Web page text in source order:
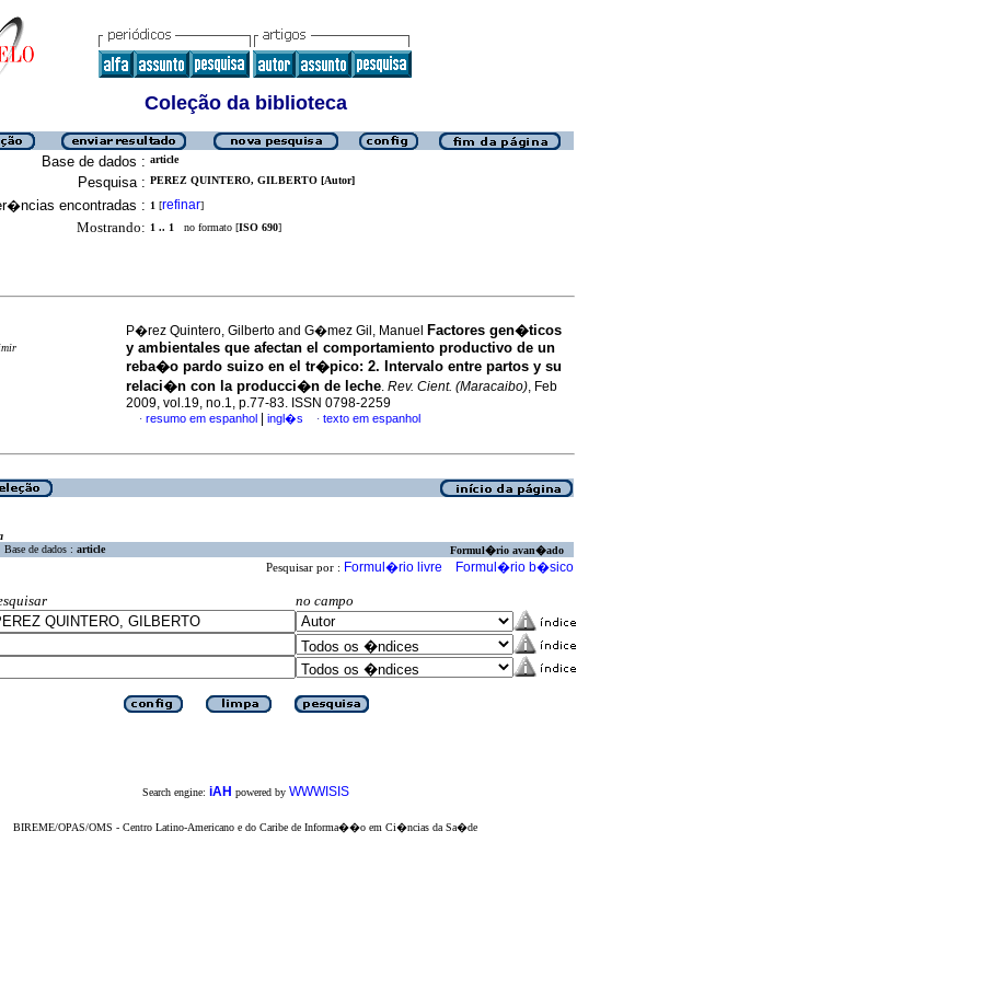
Coleção da biblioteca
Base de dados : article
Pesquisa : PEREZ QUINTERO, GILBERTO [Autor]
encontradas : 1 [refinar]
Mostrando: 1 .. 1 no formato [ISO 690]
P�rez Quintero, Gilberto and G�mez Gil, Manuel
Factores gen�ticos
y ambientales que afectan el comportamiento productivo de un
reba�o pardo suizo en el tr�pico: 2. Intervalo entre partos y su
relaci�n con la producci�n de leche. Rev. Cient. (Maracaibo), Feb
2009, vol.19, no.1, p.77-83. ISSN 0798-2259
· resumo em espanhol ingl�s · texto em espanhol
Base de dados : article Formul�rio avan�ado
Pesquisar por : Formul�rio livre Formul�rio b�sico
no campo
Search engine: iAH powered by WWWISIS
BIREME/OPAS/OMS - Centro Latino-Americano e do Caribe de Informa��o em Ci�ncias da Sa�de